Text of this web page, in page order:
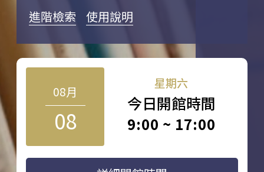
進階檢索 使用說明
08月
08
星期六
今日開館時間
9:00 ~ 17:00